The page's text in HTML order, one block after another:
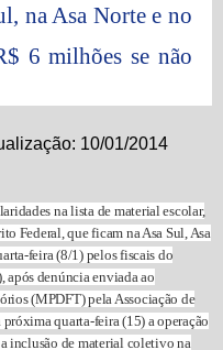
na Asa Norte e no
6 milhões se não
10/01/2014
na lista de material escolar,
Federal, que ficam na Asa Sul, Asa
feira (8/1) pelos fiscais do
após denúncia enviada ao
(MPDFT) pela Associação de
próxima quarta-feira (15) a operação
inclusão de material coletivo na